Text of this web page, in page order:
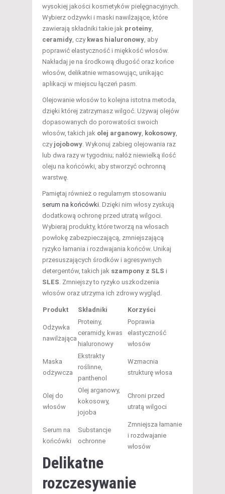
wysokiej jakości kosmetyków pielęgnacyjnych.
Wybierz odżywki i maski nawilżające, które
zawierają składniki takie jak proteiny,
ceramidy, czy kwas hialuronowy, aby
poprawić elastyczność i miękkość włosów.
Nakładaj je na środkową długość oraz końce
włosów, delikatnie wmasowując, unikając
aplikacji w miejscu łączeń pasm.
Olejowanie włosów to kolejna istotna metoda,
dzięki której zatrzymasz wilgoć. Używaj olejów
dopasowanych do porowatości swoich
włosów, takich jak olej arganowy, kokosowy,
czy jojobowy. Wykonuj zabieg olejowania raz
lub dwa razy w tygodniu; nałóż niewielką ilość
oleju na końcówki, aby stworzyć ochronną
warstwę.
Pamiętaj również o regularnym stosowaniu
serum na końcówki. Dzięki nim włosy zyskują
dodatkową ochronę przed utratą wilgoci.
Wybieraj produkty, które tworzą na włosach
powłokę zabezpieczającą, zmniejszającą
ryzyko łamania i rozdwajania końców. Unikaj
przesuszających środków i agresywnych
detergentów, takich jak szampony z SLS i
SLES. Zmniejszy to ryzyko uszkodzenia
włosów oraz utrzyma ich zdrowy wygląd.
Produkt Składniki Korzyści
Odżywka
nawilżająca
Proteiny,
ceramidy, kwas
hialuronowy
Poprawia
elastyczność
włosów
Maska
odżywcza
Ekstrakty
roślinne,
panthenol
Wzmacnia
strukturę włosa
Olej do
włosów
Olej arganowy,
kokosowy,
jojoba
Chroni przed
utratą wilgoci
Serum na
końcówki
Substancje
ochronne
Zmniejsza łamanie
i rozdwajanie
włosów
Delikatne
rozczesywanie